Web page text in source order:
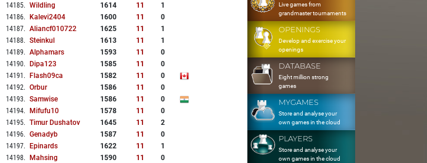
14185. Wildling 1614 11
1
14186. Kalevi2404 1600 11
0
14187. Aliancf010722 1625 11
1
14188. Steinkul 1613 11
1
14189. Alphamars 1593 11
0
14190. Dipa123 1585 11
0
14191 . Flash09ca 1582 11
0
14192. Orbur 1586 11
0
14193. Samwise 1586 11
0
14194. Mifufu10 1578 11
0
14195. Timur Dushatov 1645 11
2
14196. Genadyb 1587 11
0
14197. Epinards 1622 11
1
14198. Mahsing 1590 11
0
Live games from
grandmaster tournaments
OPENINGS
Develop and exercise your
openings
DATABASE
Eight million strong
games
MYGAMES
Store and analyse your
own games in the cloud
PLAYERS
Store and analyse your
own games in the cloud